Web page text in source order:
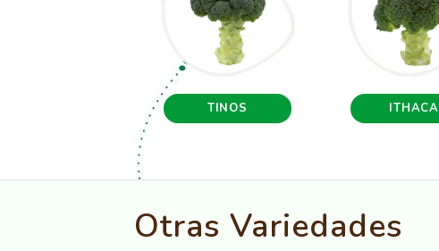
TINOS ITHACA
Otras Variedades